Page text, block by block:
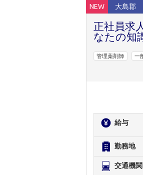
NEW 大島郡
正社員求
なたの知
管理薬剤師 一
給与
勤務地
交通機関